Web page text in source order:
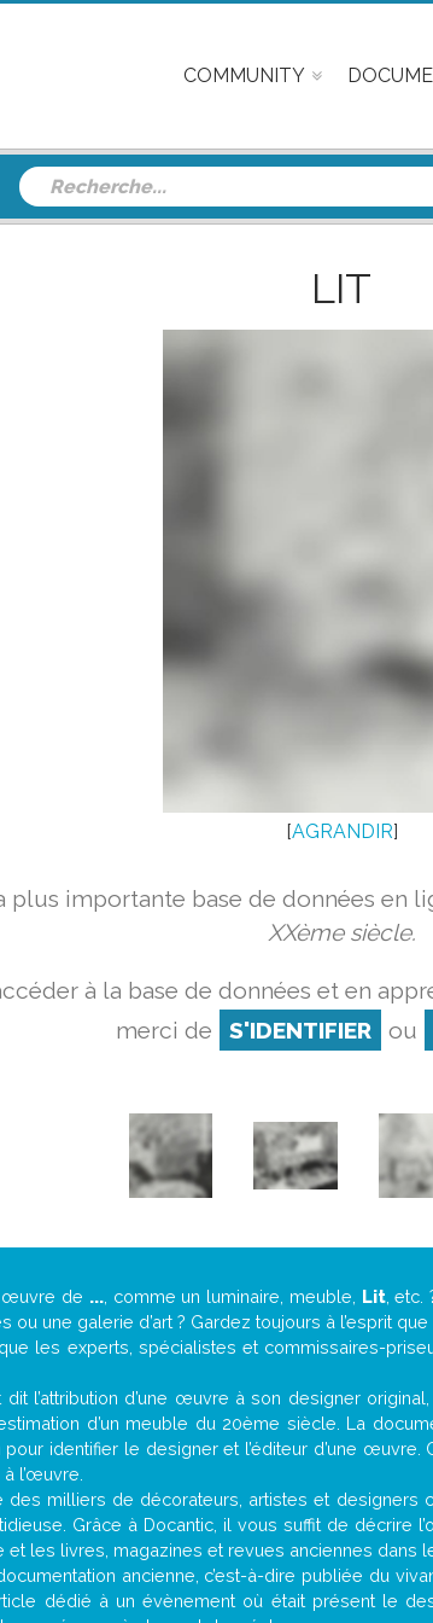
COMMUNITY
LIT
[AGRANDIR]
plus importante base de données en
XXème siècle.
à la base de données et en
merci de
S'IDENTIFIER ou
œuvre de ..., comme un luminaire, meuble, Lit, etc.
ou une galerie d’art ? Gardez toujours à l’esprit
les experts, spécialistes et commissaires-
dit l’attribution d’une œuvre à son designer
d’un meuble du 20ème siècle. La
identifier le designer et l’éditeur d’une
l’œuvre.
milliers de décorateurs, artistes et designers
Grâce à Docantic, il vous suffit de décrire
et les livres, magazines et revues anciennes dans
ancienne, c’est-à-dire publiée du
dédié à un évènement où était présent le